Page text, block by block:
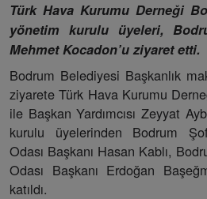
Türk Hava Kurumu Derneği
yönetim kurulu üyeleri,
Mehmet Kocadon’u ziyaret etti.
Bodrum Belediyesi Başkanlık
ziyarete Türk Hava Kurumu
ile Başkan Yardımcısı Zeyyat
kurulu üyelerinden Bodrum
Odası Başkanı Hasan Kablı,
Odası Başkanı Erdoğan
katıldı.